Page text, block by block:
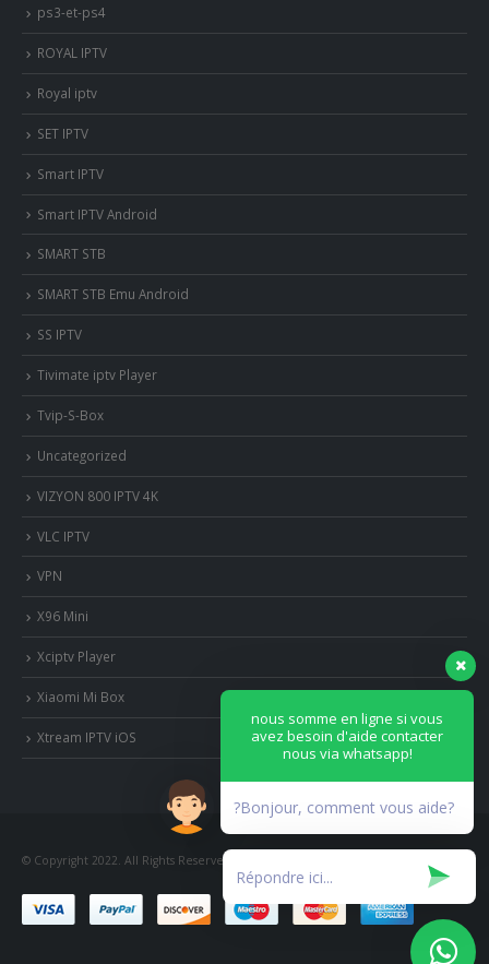
ps3-et-ps4
ROYAL IPTV
Royal iptv
SET IPTV
Smart IPTV
Smart IPTV Android
SMART STB
SMART STB Emu Android
SS IPTV
Tivimate iptv Player
Tvip-S-Box
Uncategorized
VIZYON 800 IPTV 4K
VLC IPTV
VPN
X96 Mini
Xciptv Player
Xiaomi Mi Box
Xtream IPTV iOS
© Copyright 2022. All Rights Reserved.
nous somme en ligne si vous
avez besoin d'aide contacter
nous via whatsapp!
?Bonjour, comment vous aide?